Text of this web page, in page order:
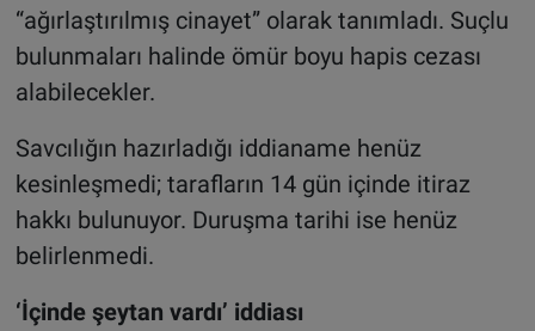
“ağırlaştırılmış cinayet” olarak tanımladı. Suçlu
bulunmaları halinde ömür boyu hapis cezası
alabilecekler.
Savcılığın hazırladığı iddianame henüz
kesinleşmedi; tarafların 14 gün içinde itiraz
hakkı bulunuyor. Duruşma tarihi ise henüz
belirlenmedi.
‘İçinde şeytan vardı’ iddiası